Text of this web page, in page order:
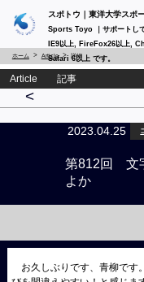
スポトウ｜東洋大学スポ
Sports Toyo ｜サポートし
IE9以上, FireFox26以上,
Safari 6以上 です。
ホーム Article 詳細
Article 記事
<
2023.04.25
第812回 文
よか
お久しぶりです、青柳です